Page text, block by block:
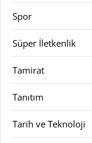
Spor
Süper İletkenlik
Tamirat
Tanıtım
Tarih ve Teknoloji